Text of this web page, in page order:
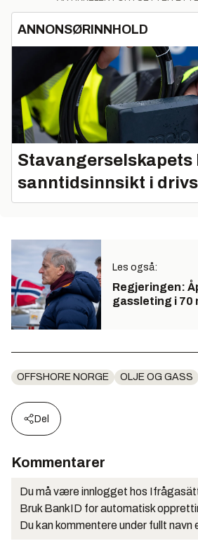
ANNONSØRINNHOLD
sanntidsinnsikt i
Les også:
Regjeringen:
gassleting i 70
OFFSHORE NORGE OLJE OG GASS
Del
Kommentarer
Du må være innlogget hos
Bruk BankID for automatisk
Du kan kommentere under fullt navn